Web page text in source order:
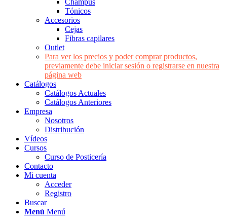
Champús
Tónicos
Accesorios
Cejas
Fibras capilares
Outlet
Para ver los precios y poder comprar productos,
previamente debe iniciar sesión o registrarse en nuestra
página web
Catálogos
Catálogos Actuales
Catálogos Anteriores
Empresa
Nosotros
Distribución
Vídeos
Cursos
Curso de Posticería
Contacto
Mi cuenta
Acceder
Registro
Buscar
Menú Menú